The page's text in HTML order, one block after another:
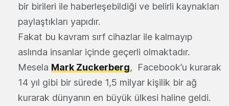
bir birileri ile haberleşebildiği ve belirli kaynakları
paylaştıkları yapıdır.
Fakat bu kavram sırf cihazlar ile kalmayıp
aslında insanlar içinde geçerli olmaktadır.
Mesela Mark Zuckerberg, Facebook’u kurarak
14 yıl gibi bir sürede 1,5 milyar kişilik bir ağ
kurarak dünyanın en büyük ülkesi haline geldi.